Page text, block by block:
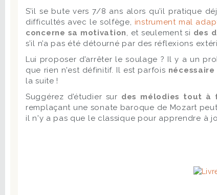
S’il se bute vers 7/8 ans alors qu’il pratique
difficultés avec le solfège, instrument mal
concerne sa motivation, et seulement si des
s’il n’a pas été détourné par des réflexions
Lui proposer d’arrêter le soulage ? Il y a un
que rien n'est définitif. Il est parfois
la suite !
Suggérez d’étudier sur des mélodies tout à
remplaçant une sonate baroque de Mozart
il n'y a pas que le classique pour apprendre à